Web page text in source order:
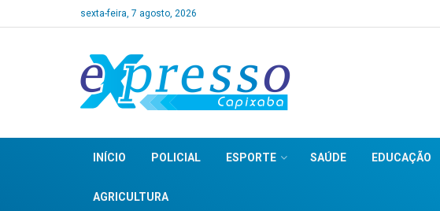
sexta-feira, 7 agosto, 2026
INÍCIO POLICIAL ESPORTE SAÚDE EDUCAÇÃO
AGRICULTURA